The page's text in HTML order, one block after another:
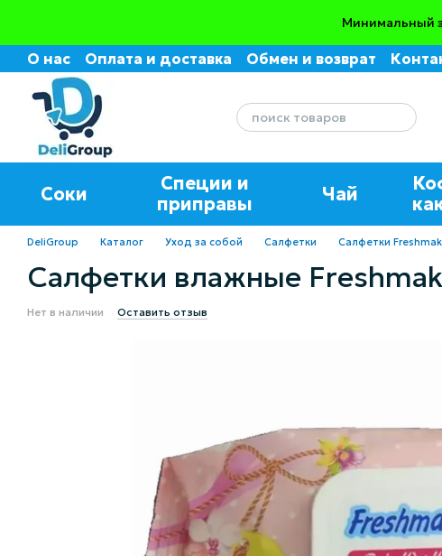
Минимальный
О нас Оплата и доставка Обмен и возврат
Пользовательское соглашение
Соки
Специи и
приправы
Чай
DeliGroup Каталог Уход за собой Салфетки Салфетки
Салфетки влажные
Нет в наличии Оставить отзыв